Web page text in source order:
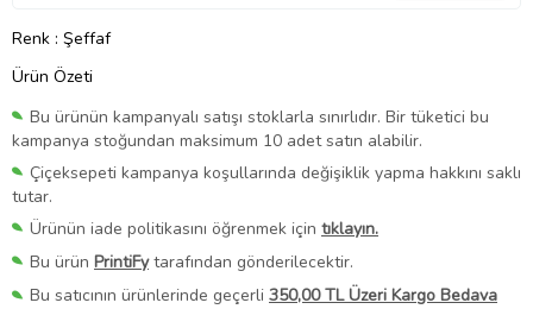
Renk : Şeffaf
Ürün Özeti
Bu ürünün kampanyalı satışı stoklarla sınırlıdır. Bir tüketici bu
kampanya stoğundan maksimum 10 adet satın alabilir.
Çiçeksepeti kampanya koşullarında değişiklik yapma hakkını saklı
tutar.
Ürünün iade politikasını öğrenmek için tıklayın.
Bu ürün PrintiFytarafından gönderilecektir.
Bu satıcının ürünlerinde geçerli 350,00 TL Üzeri Kargo Bedava